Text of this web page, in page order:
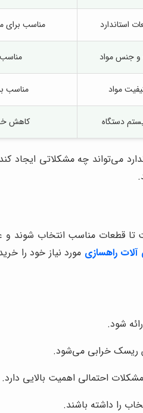
استاندارد مناسب برای
و جنس مواد مناسب
مواد مناسب
دستگاه کاهش
می‌تواند چه مشکلاتی ایجاد
قطعات مناسب انتخاب شوند و
راهسازی مورد نیاز خود را
شود.
ریسک خرابی می‌شود.
احتمالی اهمیت بالایی دارد.
را داشته باشند.